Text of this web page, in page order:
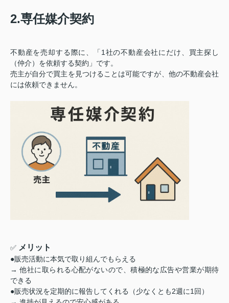
2.専任媒介契約
不動産を売却する際に、「1社の不動産会社にだけ、買主探し
（仲介）を依頼する契約」です。
売主が自分で買主を見つけることは可能ですが、他の不動産会社
には依頼できません。
✅ メリット
●販売活動に本気で取り組んでもらえる
→ 他社に取られる心配がないので、積極的な広告や営業が期待
できる
●販売状況を定期的に報告してくれる（少なくとも2週に1回）